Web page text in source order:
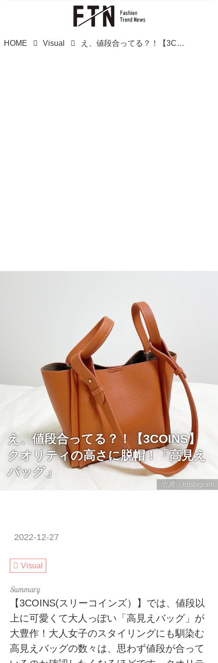
HOME Visual え、値段合ってる？！【3COINS】クオリティの高さに脱帽！「高見えバッグ」
出典：Instagram
え、値段合ってる？！【3COINS】
クオリティの高さに脱帽！「高見え
バッグ」
2022-12-27
Visual
【3COINS(スリーコインズ）】では、値段以
上に可愛くて大人っぽい「高見えバッグ」が
大豊作！大人女子のスタイリングにも馴染む
高見えバッグの数々は、思わず値段が合って